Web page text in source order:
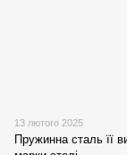
13 лютого 2025
Пружинна сталь її